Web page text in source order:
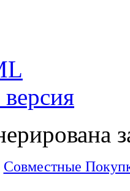
Совместные